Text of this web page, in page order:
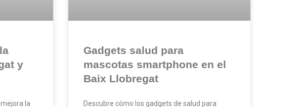
y
la
Gadgets salud para
mascotas smartphone en el
Baix Llobregat
Descubre cómo los gadgets de salud para